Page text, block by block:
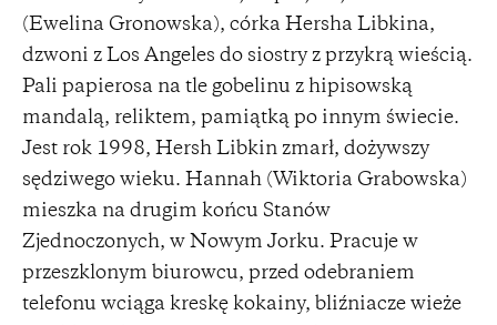
(Ewelina Gronowska), córka Hersha Libkina,
dzwoni z Los Angeles do siostry z przykrą wieścią.
Pali papierosa na tle gobelinu z hipisowską
mandalą, reliktem, pamiątką po innym świecie.
Jest rok 1998, Hersh Libkin zmarł, dożywszy
sędziwego wieku. Hannah (Wiktoria Grabowska)
mieszka na drugim końcu Stanów
Zjednoczonych, w Nowym Jorku. Pracuje w
przeszklonym biurowcu, przed odebraniem
telefonu wciąga kreskę kokainy, bliźniacze wieże